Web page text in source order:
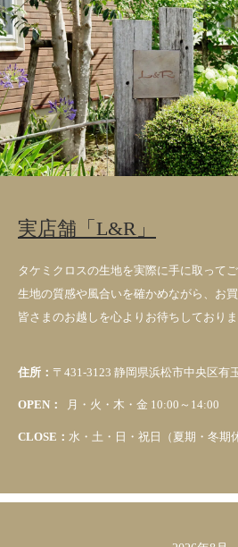
実店舗「L&R」
タケミクロスの生地を実際に手に取って
生地の質感や風合いを確かめながら、お
皆さまのお越しを心よりお待ちしておりま
住所： 〒431-3123 静岡県浜松市中央区有
OPEN： 月・火・木・金 10:00～14:00
CLOSE： 水・土・日・祝日（夏期・冬期